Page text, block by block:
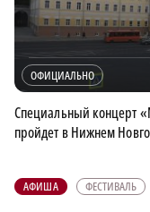
ОФИЦИАЛЬНО
Специальный концерт
пройдет в Нижнем
АФИША ФЕСТИВАЛЬ